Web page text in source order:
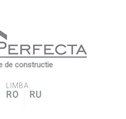
de constructie
LIMBA:
RO RU